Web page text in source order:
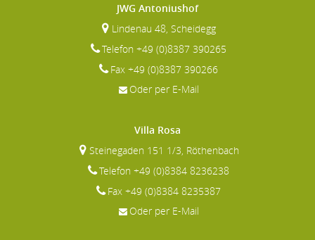
JWG Antoniushof
Lindenau 48, Scheidegg
Telefon +49 (0)8387 390265
Fax +49 (0)8387 390266
Oder per E-Mail
Villa Rosa
Steinegaden 151 1/3, Röthenbach
Telefon +49 (0)8384 8236238
Fax +49 (0)8384 8235387
Oder per E-Mail